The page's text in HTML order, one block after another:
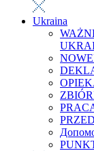
Ukraina